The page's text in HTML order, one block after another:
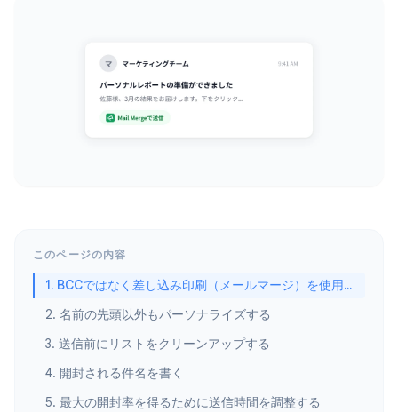
このページの内容
1. BCCではなく差し込み印刷（メールマージ）を使用する
2. 名前の先頭以外もパーソナライズする
3. 送信前にリストをクリーンアップする
4. 開封される件名を書く
5. 最大の開封率を得るために送信時間を調整する